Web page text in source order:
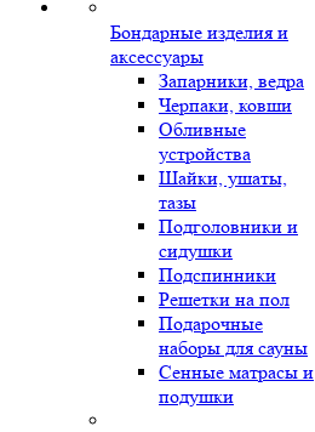
Бондарные изделия и
аксессуары
Запарники, ведра
Черпаки, ковши
Обливные
устройства
Шайки, ушаты,
тазы
Подголовники и
сидушки
Подспинники
Решетки на пол
Подарочные
наборы для сауны
Сенные матрасы и
подушки